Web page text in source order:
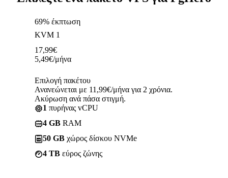
69% έκπτωση
KVM 1
17,99€
5,49€/μήνα
Επιλογή πακέτου
Ανανεώνεται με 11,99€/μήνα για 2 χρόνια.
Ακύρωση ανά πάσα στιγμή.
1 πυρήνας vCPU
4 GB RAM
50 GB χώρος δίσκου NVMe
4 TB εύρος ζώνης